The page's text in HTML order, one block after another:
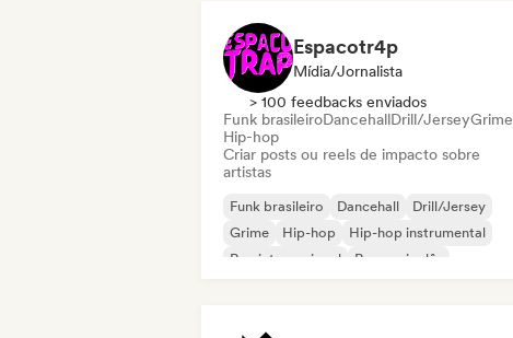
Espacotr4p
Mídia/Jornalista
> 100 feedbacks enviados
Funk brasileiroDancehallDrill/JerseyGrime
Hip-hop
Criar posts ou reels de impacto sobre
artistas
Funk brasileiro Dancehall
Drill/Jersey
Grime
Hip-hop
Hip-hop instrumental
Rap internacional
Rap em inglês